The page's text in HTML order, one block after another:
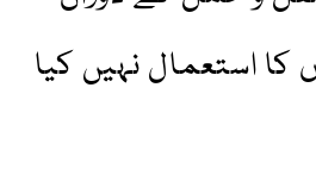
کا استعمال نہیں کیا